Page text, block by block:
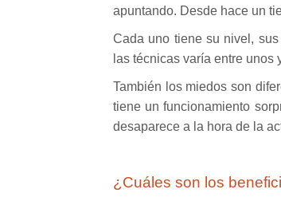
apuntando. Desde hace un
Cada uno tiene su nivel,
las técnicas varía entre unos
También los miedos son
tiene un funcionamiento
desaparece a la hora de la
¿Cuáles son los